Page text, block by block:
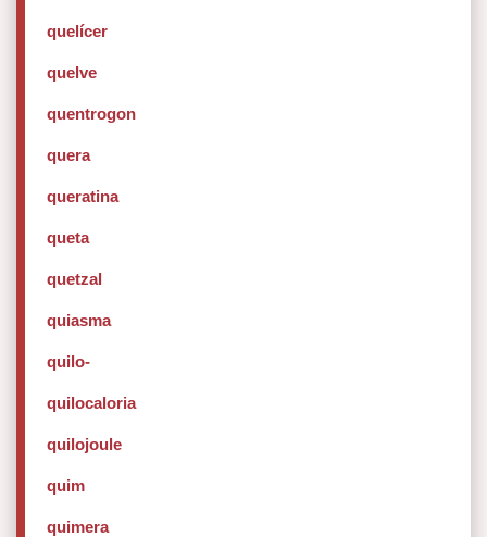
quelícer
quelve
quentrogon
quera
queratina
queta
quetzal
quiasma
quilo-
quilocaloria
quilojoule
quim
quimera